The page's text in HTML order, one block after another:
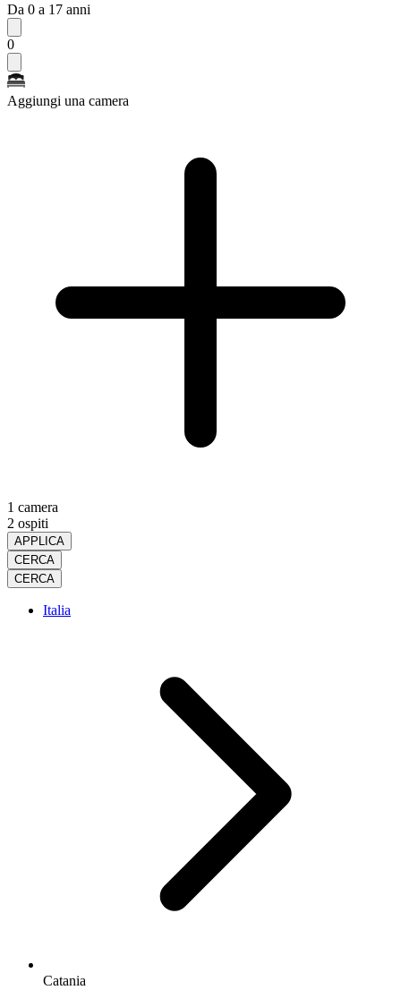
Da 0 a 17 anni
0
Aggiungi una camera
1 camera
2 ospiti
APPLICA
CERCA
CERCA
Italia
Catania